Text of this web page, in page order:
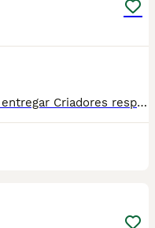
Cachorros de bichón maltes para entregar Criadores responsables de la raza Criados en el mejor ambiente natural. 12000 m2 en plena naturaleza. altodelpago.es @altodelpago tlf 679 67 30 10 Contacta con nosotros para obtener una información más detallada y saber disponibilidad de nuestros ejemplares. pedimos seriedad